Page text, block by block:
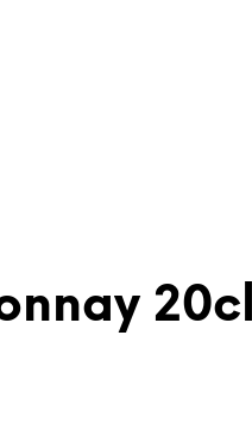
20cl